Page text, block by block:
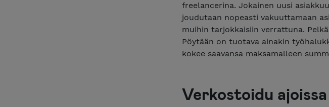
freelancerina. Jokainen uusi
joudutaan nopeasti vakuuttamaan
muihin tarjokkaisiin verrattuna.
Pöytään on tuotava ainakin
kokee saavansa maksamalleen
Verkostoidu ajoissa